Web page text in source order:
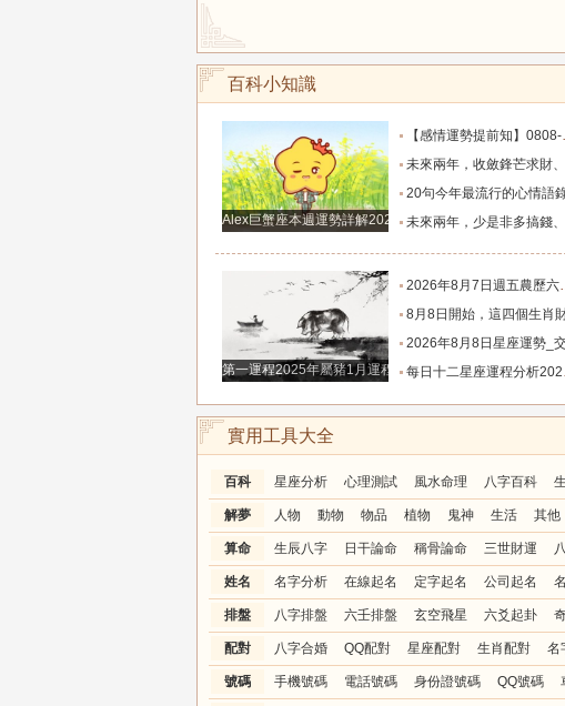
百科小知識
Alex巨蟹座本週運勢詳解2024.12.23-12.29
【感情運勢提前知】0808-0814感情運勢：在自己的能力和現實目標有差距時，越是要克己隱忍_內心_藍姐_狀態
未來兩年，收斂鋒芒求財、家境慢慢變好的四大星座！富貴纏身_合作_機會_獅子座
20句今年最流行的心情語錄，句句正能量，說到心坎上了_夢想_繁星點點_
未來兩年，少是非多搞錢、財富悄悄暴漲的四大星座！衣食無憂_防範_全是坑_財運
第一運程2025年屬豬1月運程解析
2026年8月7日週五農歷六月廿五好運生肖排名榜。_工作_池池_感情
8月8日開始，這四個生肖財運穩步上行，財路全程暢通收獲滿堂吉祥財富_財氣_
2026年8月8日星座運勢_交易_管理_合
每日十二星座運程分析2026.8.8_靈感_成長_事情
實用工具大全
百科 星座分析 心理測試 風水命理 八字百科
解夢 人物 動物 物品 植物 鬼神 生活 其他
算命 生辰八字 日干論命 稱骨論命 三世財運
姓名 名字分析 在線起名 定字起名 公司起名
排盤 八字排盤 六壬排盤 玄空飛星 六爻起卦
配對 八字合婚 QQ配對 星座配對 生肖配對 名
號碼 手機號碼 電話號碼 身份證號碼 QQ號碼